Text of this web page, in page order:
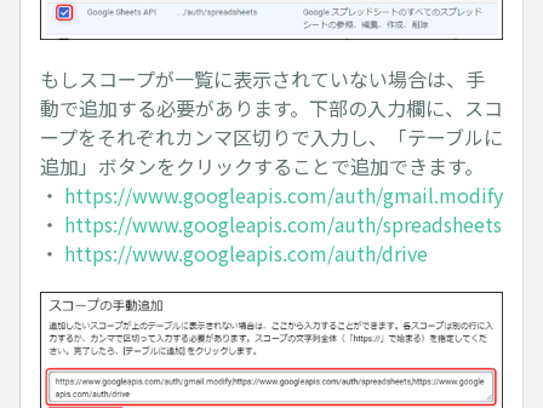
もしスコープが一覧に表示されていない場合は、手
動で追加する必要があります。下部の入力欄に、スコ
ープをそれぞれカンマ区切りで入力し、「テーブルに
追加」ボタンをクリックすることで追加できます。
・ https://www.googleapis.com/auth/gmail.modify
・ https://www.googleapis.com/auth/spreadsheets
・ https://www.googleapis.com/auth/drive